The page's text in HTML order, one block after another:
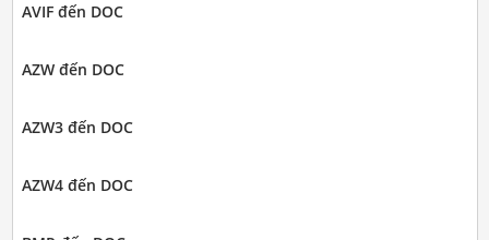
AVIF đến DOC
AZW đến DOC
AZW3 đến DOC
AZW4 đến DOC